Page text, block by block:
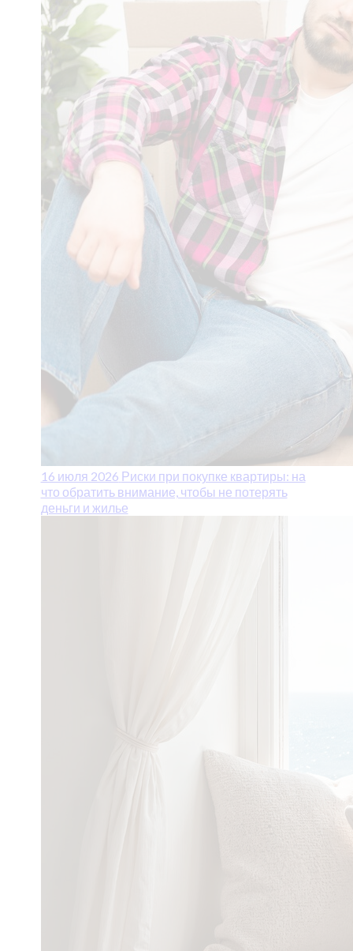
16 июля 2026 Риски при покупке квартиры: на
что обратить внимание, чтобы не потерять
деньги и жилье